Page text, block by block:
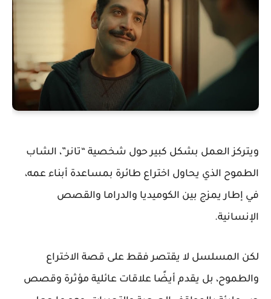
ويتركز العمل بشكل كبير حول شخصية “تانر”، الشاب
الطموح الذي يحاول اختراع طائرة بمساعدة أبناء عمه،
في إطار يمزج بين الكوميديا والدراما والقصص
الإنسانية.
لكن المسلسل لا يقتصر فقط على قصة الاختراع
والطموح، بل يقدم أيضًا علاقات عائلية مؤثرة وقصص